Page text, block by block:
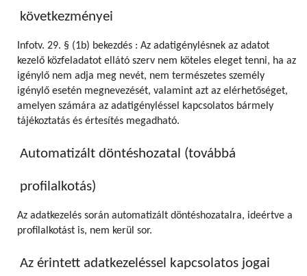
következményei
Infotv. 29. § (1b) bekezdés : Az adatigénylésnek az adatot
kezelő közfeladatot ellátó szerv nem köteles eleget tenni, ha az
igénylő nem adja meg nevét, nem természetes személy
igénylő esetén megnevezését, valamint azt az elérhetőséget,
amelyen számára az adatigényléssel kapcsolatos bármely
tájékoztatás és értesítés megadható.
Automatizált döntéshozatal (továbbá
profilalkotás)
Az adatkezelés során automatizált döntéshozatalra, ideértve a
profilalkotást is, nem kerül sor.
Az érintett adatkezeléssel kapcsolatos jogai